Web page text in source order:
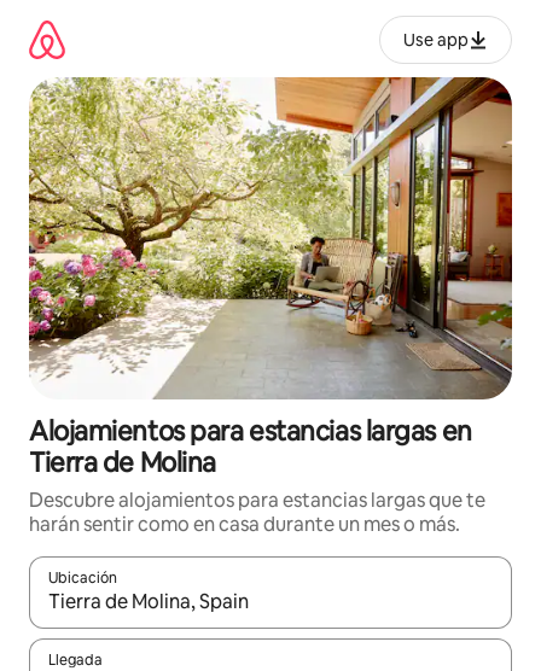
contenido
Use app
Alojamientos para estancias largas en
Tierra de Molina
Descubre alojamientos para estancias largas que te
harán sentir como en casa durante un mes o más.
Ubicación
Cuando los resultados estén disponibles, podrás navegar
Llegada